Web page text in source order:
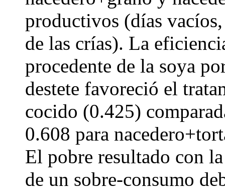
productivos (días
de las crías). La
procedente de la soya
destete favoreció el
cocido (0.425)
0.608 para
El pobre resultado con
de un sobre-consumo